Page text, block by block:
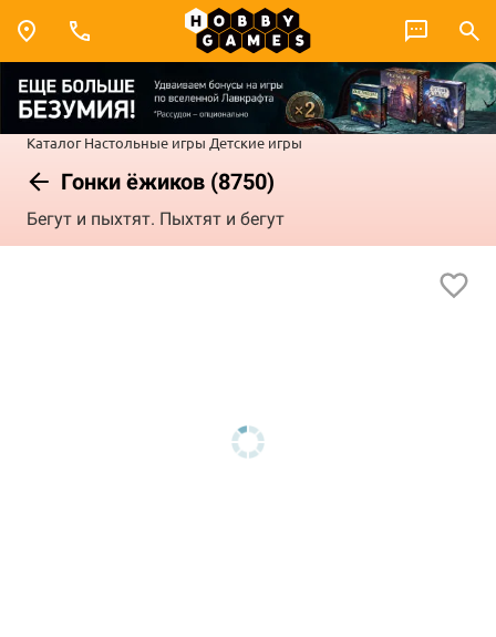
Каталог Настольные игры Детские игры
Гонки ёжиков (8750)
Бегут и пыхтят. Пыхтят и бегут